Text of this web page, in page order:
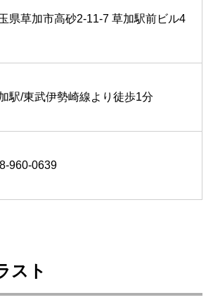
県草加市高砂2-11-7 草加駅前ビル4
駅/東武伊勢崎線より徒歩1分
960-0639
スト